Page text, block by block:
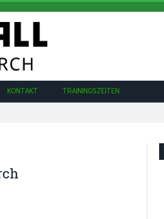
KONTAKT TRAININGSZEITEN